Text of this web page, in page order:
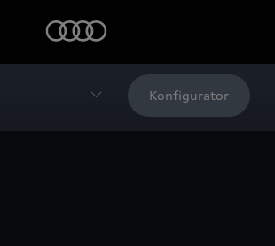
Konfigurator